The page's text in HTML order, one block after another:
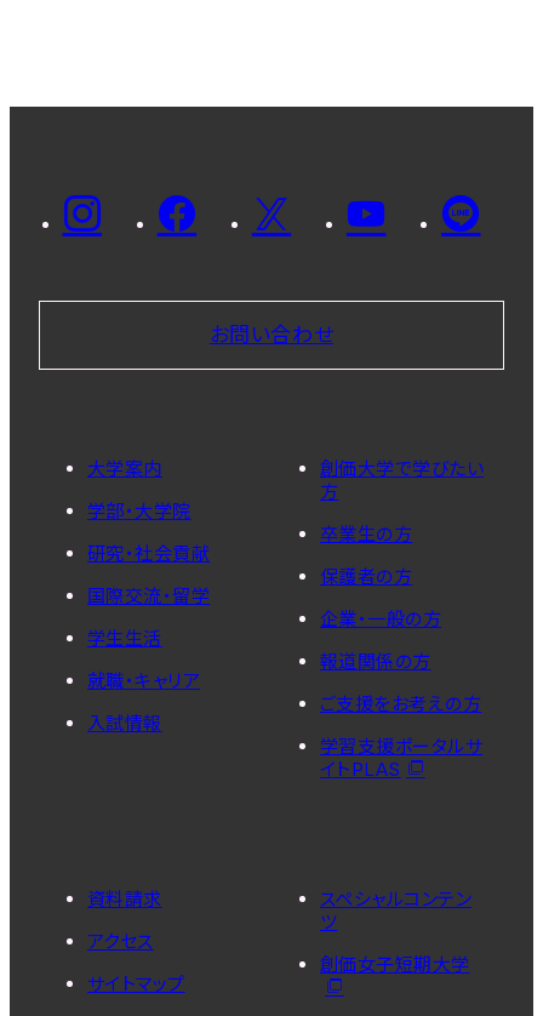
お問い合わせ
大学案内
学部・大学院
研究・社会貢献
国際交流・留学
学生生活
就職・キャリア
入試情報
創価大学で学びたい
方
卒業生の方
保護者の方
企業・一般の方
報道関係の方
ご支援をお考えの方
学習支援ポータルサ
イトPLAS
資料請求
アクセス
サイトマップ
スペシャルコンテン
ツ
創価女子短期大学